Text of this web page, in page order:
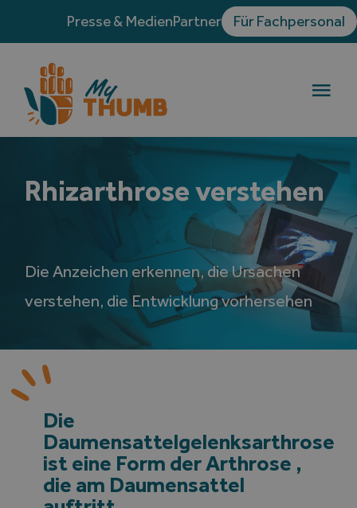
to
content
Presse & MedienPartner Für Fachpersonal
Die Rhizarthrose
Behandlungen
Blog
Verzeichnis der Handchirurgen
Search
Rhizarthrose verstehen
Die Anzeichen erkennen, die Ursachen
verstehen, die Entwicklung vorhersehen
Die
Daumensattelgelenksarthrose
ist eine Form der Arthrose ,
die am Daumensattel